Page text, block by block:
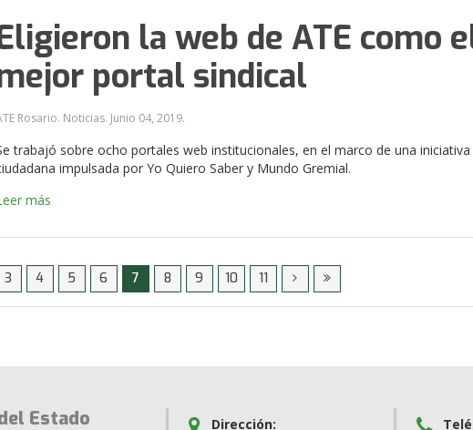
la web de ATE como
portal sindical
Rosario. Noticias. Junio 04, 2019.
trabajó sobre ocho portales web institucionales, en el marco de una iniciativa
impulsada por Yo Quiero Saber y Mundo Gremial.
más
3 4 5 6 7 8 9 10 11
Estado Dirección: